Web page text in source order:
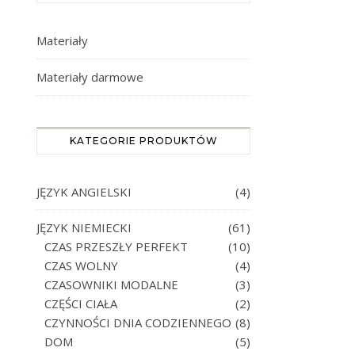
Materiały
Materiały darmowe
KATEGORIE PRODUKTÓW
JĘZYK ANGIELSKI (4)
JĘZYK NIEMIECKI
(61)
CZAS PRZESZŁY PERFEKT
(10)
CZAS WOLNY
(4)
CZASOWNIKI MODALNE
(3)
CZĘŚCI CIAŁA
(2)
CZYNNOŚCI DNIA CODZIENNEGO (8)
DOM
(5)